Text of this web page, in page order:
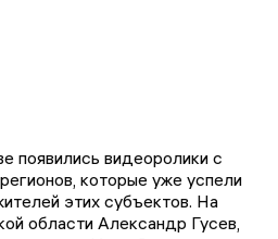
появились видеоролики с
которые уже успели
этих субъектов. На
области Александр Гусев,